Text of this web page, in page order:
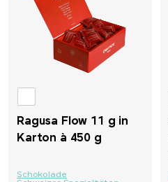
Ragusa Flow 11 g in
Karton à 450 g
Schokolade